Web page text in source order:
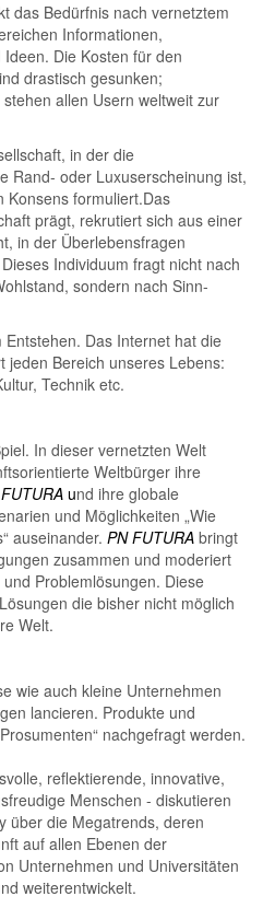
das Bedürfnis nach vernetztem
Informationen,
Die Kosten für den
drastisch gesunken;
allen Usern weltweit zur
in der die
Rand- oder Luxuserscheinung ist,
Konsens formuliert.Das
prägt, rekrutiert sich aus einer
in der Überlebensfragen
Individuum fragt nicht nach
sondern nach Sinn-
Das Internet hat die
jeden Bereich unseres Lebens:
Technik etc.
In dieser vernetzten Welt
Weltbürger ihre
und ihre globale
und Möglichkeiten „Wie
auseinander. PN FUTURA bringt
zusammen und moderiert
Problemlösungen. Diese
die bisher nicht möglich
Welt.
wie auch kleine Unternehmen
lancieren. Produkte und
nachgefragt werden.
reflektierende, innovative,
Menschen - diskutieren
über die Megatrends, deren
auf allen Ebenen der
Unternehmen und Universitäten
weiterentwickelt.